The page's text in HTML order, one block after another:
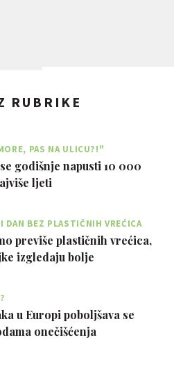
RUBRIKE
PAS NA ULICU?!"
godišnje napusti 10 000
ljeti
DAN BEZ PLASTIČNIH VREĆICA
previše plastičnih vrećica,
izgledaju bolje
u Europi poboljšava se
onečišćenja